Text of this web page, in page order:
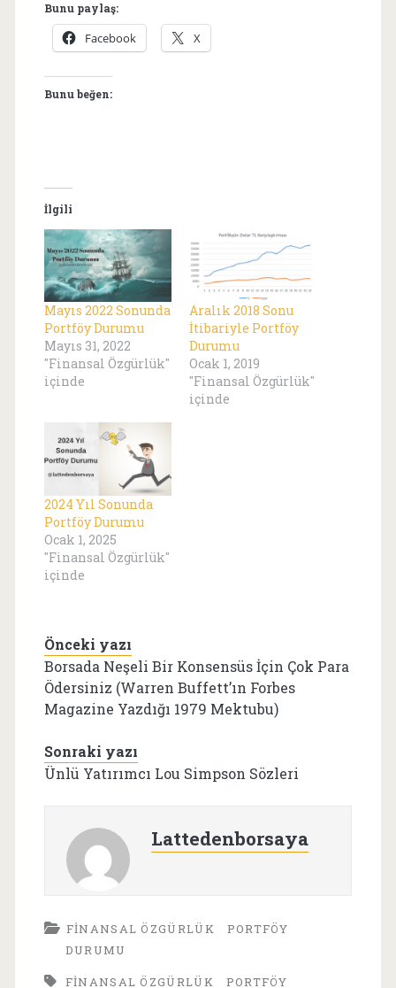
Bunu paylaş:
Facebook X
Bunu beğen:
İlgili
Mayıs 2022 Sonunda
Portföy Durumu
Mayıs 31, 2022
"Finansal Özgürlük"
içinde
Aralık 2018 Sonu
İtibariyle Portföy
Durumu
Ocak 1, 2019
"Finansal Özgürlük"
içinde
2024 Yıl Sonunda
Portföy Durumu
Ocak 1, 2025
"Finansal Özgürlük"
içinde
Önceki yazı
Borsada Neşeli Bir Konsensüs İçin Çok Para
Ödersiniz (Warren Buffett’ın Forbes
Magazine Yazdığı 1979 Mektubu)
Sonraki yazı
Ünlü Yatırımcı Lou Simpson Sözleri
Lattedenborsaya
FINANSAL ÖZGÜRLÜK
PORTFÖY
DURUMU
FINANSAL ÖZGÜRLÜK
PORTFÖY